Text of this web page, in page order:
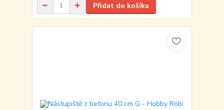
Přidat do košíku